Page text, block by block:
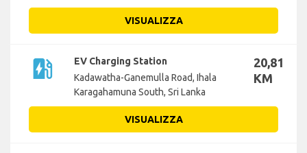
VISUALIZZA
ev_station
EV Charging Station
Kadawatha-Ganemulla Road, Ihala
Karagahamuna South, Sri Lanka
20,81
KM
VISUALIZZA